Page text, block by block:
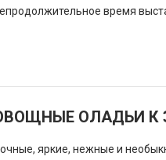
время
ОЛАДЬИ К
яркие, нежные и